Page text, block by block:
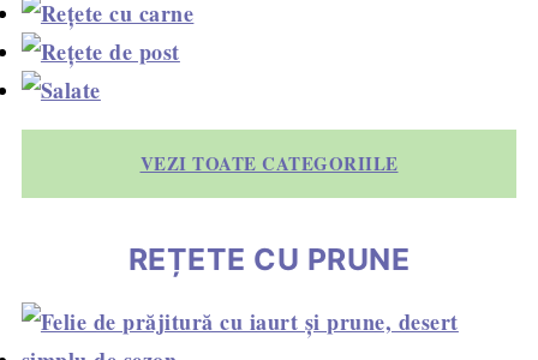
VEZI TOATE CATEGORIILE
REȚETE CU PRUNE